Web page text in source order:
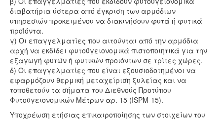
διαβατήρια ύστερα από έγκριση των αρμόδιων
υπηρεσιών προκειμένου να διακινήσουν φυτά ή φυτικά
προΪόντα.
γ) Οι επαγγελματίες που αιτούνται από την αρμόδια
αρχή να εκδίδει φυτοϋγειονομικά πιστοποιητικά για την
εξαγωγή φυτών ή φυτικών προιόντων σε τρίτες χώρες.
δ) Οι επαγγελματίες που είναι εξουσιοδοτημένοι να
εφαρμόζουν θερμική μεταχείριση ξυλείας και να
τοποθετούν τα σήματα του Διεθνούς Προτύπου
Φυτοϋγειονομικών Μέτρων αρ. 15 (ISPM-15).
Υποχρέωση ετήσιας επικαιροποίησης των στοιχείων του